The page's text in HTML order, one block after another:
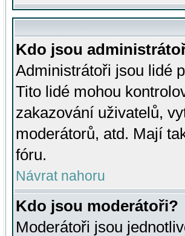
Kdo jsou
Administrátoři jsou lidé
Tito lidé mohou
zakazování uživatelů,
moderátorů, atd. Mají
fóru.
Návrat nahoru
Kdo jsou moderátoři?
Moderátoři jsou